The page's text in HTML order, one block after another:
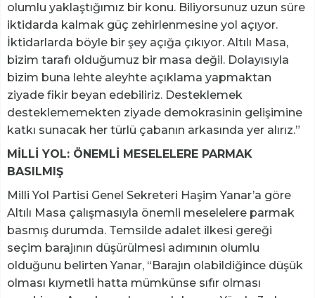
olumlu yaklaştığımız bir konu. Biliyorsunuz uzun süre
iktidarda kalmak güç zehirlenmesine yol açıyor.
İktidarlarda böyle bir şey açığa çıkıyor. Altılı Masa,
bizim tarafı olduğumuz bir masa değil. Dolayısıyla
bizim buna lehte aleyhte açıklama yapmaktan
ziyade fikir beyan edebiliriz. Desteklemek
desteklememekten ziyade demokrasinin gelişimine
katkı sunacak her türlü çabanın arkasında yer alırız.”
MİLLİ YOL: ÖNEMLİ MESELELERE PARMAK
BASILMIŞ
Milli Yol Partisi Genel Sekreteri Haşim Yanar’a göre
Altılı Masa çalışmasıyla önemli meselelere parmak
basmış durumda. Temsilde adalet ilkesi gereği
seçim barajının düşürülmesi adımının olumlu
olduğunu belirten Yanar, “Barajın olabildiğince düşük
olması kıymetli hatta mümkünse sıfır olması